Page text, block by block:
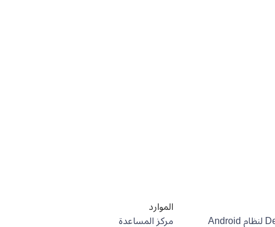
الموارد
مركز المساعدة